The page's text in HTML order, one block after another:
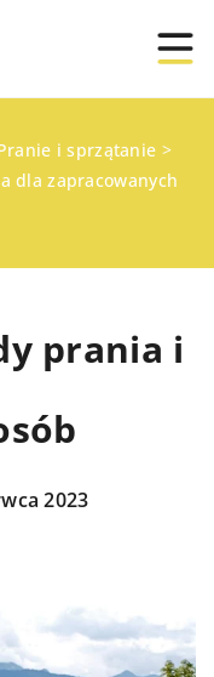
i sprzątanie >
dla zapracowanych
prania i
2023